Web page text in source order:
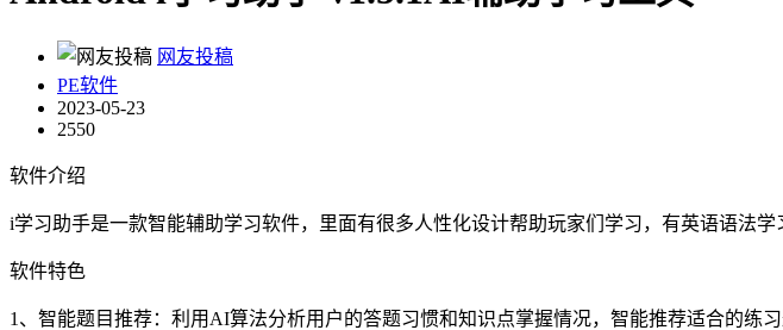
网友投稿
PE软件
2023-05-23
2550
软件介绍
i学习助手是一款智能辅助学习软件，里面有很多人性化设计帮助玩家们学习，有英语语法
软件特色
1、智能题目推荐：利用AI算法分析用户的答题习惯和知识点掌握情况，智能推荐适合的练习